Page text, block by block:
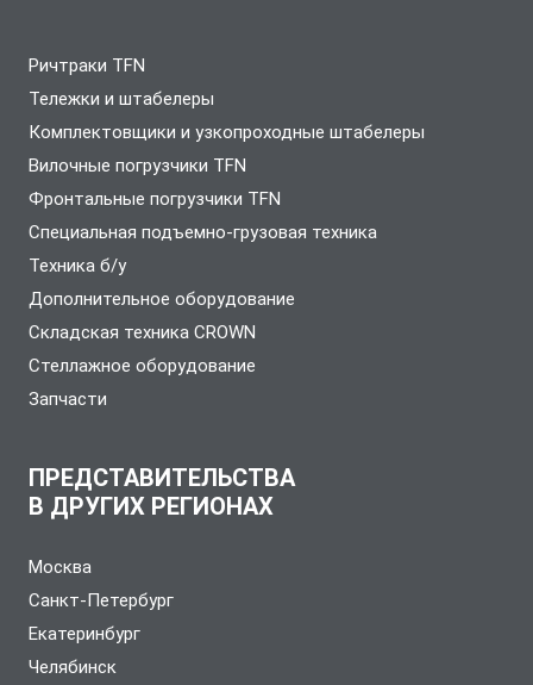
Ричтраки TFN
Тележки и штабелеры
Комплектовщики и узкопроходные штабелеры
Вилочные погрузчики TFN
Фронтальные погрузчики TFN
Специальная подъемно-грузовая техника
Техника б/у
Дополнительное оборудование
Складская техника CROWN
Стеллажное оборудование
Запчасти
ПРЕДСТАВИТЕЛЬСТВА
В ДРУГИХ РЕГИОНАХ
Москва
Санкт-Петербург
Екатеринбург
Челябинск